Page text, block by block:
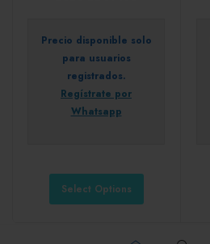
Precio disponible solo
para usuarios
registrados.
Regístrate por
Whatsapp
Select Options